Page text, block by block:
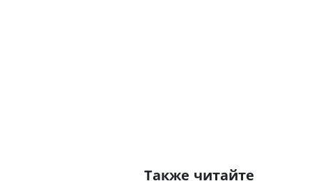
Также читайте